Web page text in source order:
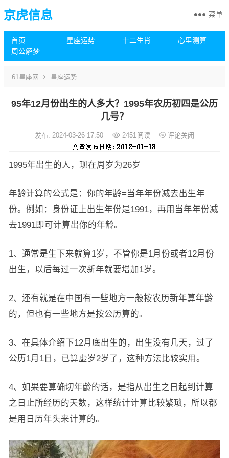
京虎信息
首页 星座运势 十二生肖
心里测算
周公解梦
菜单
61星座网 星座运势
95年12月份出生的人多大？1995年农历初四是公历
几号？
发布: 2024-03-26 17:50 2451阅读 评论关闭
1995年出生的人，现在周岁为26岁
年龄计算的公式是：你的年龄=当年年份减去出生年
份。例如：身份证上出生年份是1991，再用当年年份减
去1991即可计算出你的年龄。
1、通常是生下来就算1岁，不管你是1月份或者12月份
出生，以后每过一次新年就要增加1岁。
2、还有就是在中国有一些地方一般按农历新年算年龄
的，但也有一些地方是按公历算的。
3、在具体介绍下12月底出生的，出生没有几天，过了
公历1月1日，已算虚岁2岁了，这种方法比较实用。
4、如果要算确切年龄的话，是指从出生之日起到计算
之日止所经历的天数，这样统计计算比较繁琐，所以都
是用日历年头来计算的。